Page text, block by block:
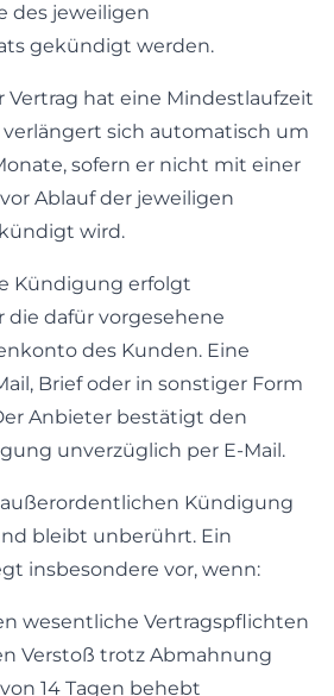
des jeweiligen
gekündigt werden.
Vertrag hat eine Mindestlaufzeit
verlängert sich automatisch um
sofern er nicht mit einer
Ablauf der jeweiligen
wird.
Kündigung erfolgt
die dafür vorgesehene
des Kunden. Eine
Brief oder in sonstiger Form
Anbieter bestätigt den
unverzüglich per E-Mail.
außerordentlichen Kündigung
bleibt unberührt. Ein
insbesondere vor, wenn:
wesentliche Vertragspflichten
Verstoß trotz Abmahnung
14 Tagen behebt